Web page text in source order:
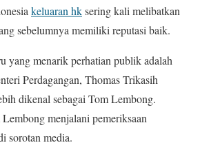
keluaran hksering kali melibatkan
sebelumnya memiliki reputasi baik.
yang menarik perhatian publik adalah
Perdagangan, Thomas Trikasih
dikenal sebagai Tom Lembong.
menjalani pemeriksaan
sorotan media.